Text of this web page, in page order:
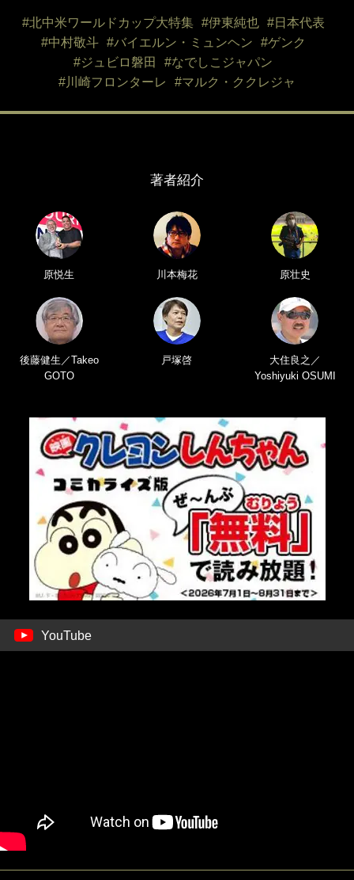
#北中米ワールドカップ大特集 #伊東純也
#日本代表
#中村敬斗
#バイエルン・ミュンヘン
#ゲンク
#ジュビロ磐田
#なでしこジャパン
#川崎フロンターレ
#マルク・ククレジャ
著者紹介
原悦生 川本梅花 原壮史
後藤健生／Takeo
GOTO
戸塚啓
大住良之／
Yoshiyuki OSUMI
YouTube